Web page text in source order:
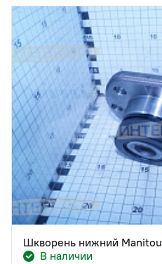
Шкворень нижний Manitou
В наличии